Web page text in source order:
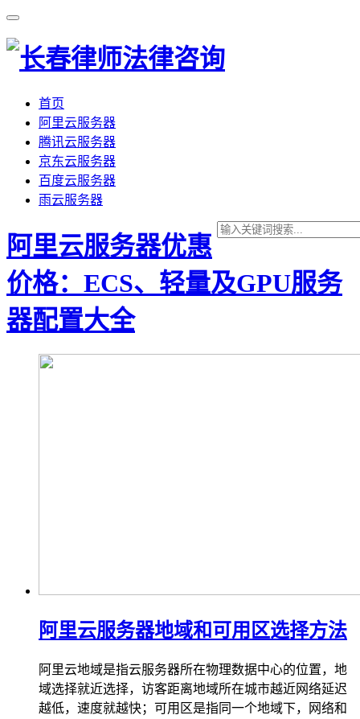
首页
阿里云服务器
腾讯云服务器
京东云服务器
百度云服务器
雨云服务器
阿里云服务器优惠
价格：ECS、轻量及GPU服务
器配置大全
阿里云服务器地域和可用区选择方法
阿里云地域是指云服务器所在物理数据中心的位置，地
域选择就近选择，访客距离地域所在城市越近网络延迟
越低，速度就越快；可用区是指同一个地域下，网络和